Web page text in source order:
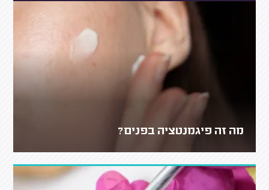
מה זה פיגמנטציה בפנים?